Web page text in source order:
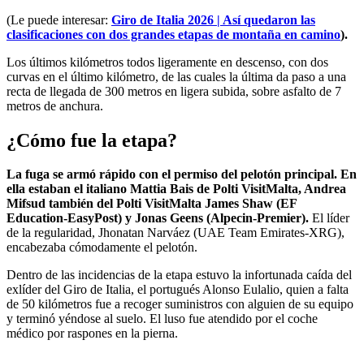
(Le puede interesar: Giro de Italia 2026 | Así quedaron las
clasificaciones con dos grandes etapas de montaña en camino).
Los últimos kilómetros todos ligeramente en descenso, con dos
curvas en el último kilómetro, de las cuales la última da paso a una
recta de llegada de 300 metros en ligera subida, sobre asfalto de 7
metros de anchura.
¿Cómo fue la etapa?
La fuga se armó rápido con el permiso del pelotón principal. En
ella estaban el italiano Mattia Bais de Polti VisitMalta, Andrea
Mifsud también del Polti VisitMalta James Shaw (EF
Education-EasyPost) y Jonas Geens (Alpecin-Premier). El líder
de la regularidad, Jhonatan Narváez (UAE Team Emirates-XRG),
encabezaba cómodamente el pelotón.
Dentro de las incidencias de la etapa estuvo la infortunada caída del
exlíder del Giro de Italia, el portugués Alonso Eulalio, quien a falta
de 50 kilómetros fue a recoger suministros con alguien de su equipo
y terminó yéndose al suelo. El luso fue atendido por el coche
médico por raspones en la pierna.